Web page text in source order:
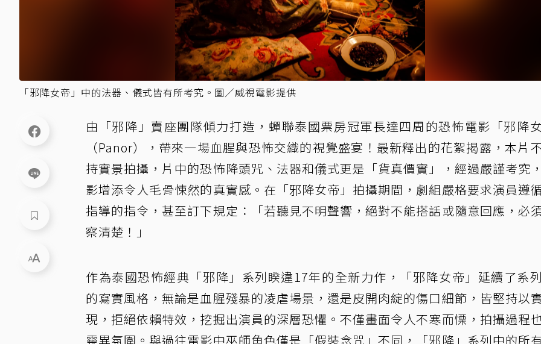
「邪降女帝」中的法器、儀式皆有所考究。圖／威視電影提供
由「邪降」賣座團隊傾力打造，蟬聯泰國票房冠軍長達四周的恐怖電影「邪降女
（Panor），帶來一場血腥與恐怖交織的視覺盛宴！最新釋出的花絮揭露，本片
持實景拍攝，片中的恐怖降頭咒、法器和儀式更是「貨真價實」，經過嚴謹考究
影增添令人毛骨悚然的真實感。在「邪降女帝」拍攝期間，劇組嚴格要求演員遵
指導的指令，甚至訂下規定：「若聽見不明聲響，絕對不能搭話或隨意回應，必
察清楚！」
作為泰國恐怖經典「邪降」系列睽違17年的全新力作，「邪降女帝」延續了系
的寫實風格，無論是血腥殘暴的凌虐場景，還是皮開肉綻的傷口細節，皆堅持以
現，拒絕依賴特效，挖掘出演員的深層恐懼。不僅畫面令人不寒而慄，拍攝過程
靈異氛圍。與過往電影中巫師角色僅是「假裝念咒」不同，「邪降」系列中的所